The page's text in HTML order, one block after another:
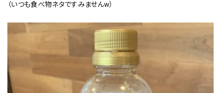
（いつも食べ物ネタですみませんw）